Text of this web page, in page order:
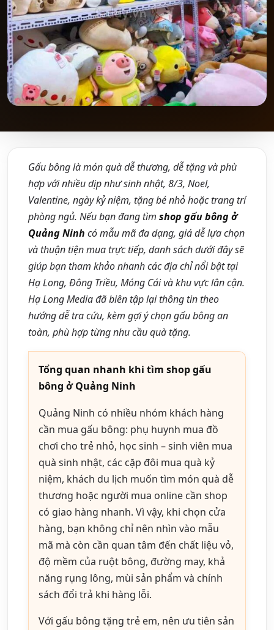
Gấu bông là món quà dễ thương, dễ tặng và phù
hợp với nhiều dịp như sinh nhật, 8/3, Noel,
Valentine, ngày kỷ niệm, tặng bé nhỏ hoặc trang trí
phòng ngủ. Nếu bạn đang tìm shop gấu bông ở
Quảng Ninh có mẫu mã đa dạng, giá dễ lựa chọn
và thuận tiện mua trực tiếp, danh sách dưới đây sẽ
giúp bạn tham khảo nhanh các địa chỉ nổi bật tại
Hạ Long, Đông Triều, Móng Cái và khu vực lân cận.
Hạ Long Media đã biên tập lại thông tin theo
hướng dễ tra cứu, kèm gợi ý chọn gấu bông an
toàn, phù hợp từng nhu cầu quà tặng.
Tổng quan nhanh khi tìm shop gấu
bông ở Quảng Ninh
Quảng Ninh có nhiều nhóm khách hàng
cần mua gấu bông: phụ huynh mua đồ
chơi cho trẻ nhỏ, học sinh – sinh viên mua
quà sinh nhật, các cặp đôi mua quà kỷ
niệm, khách du lịch muốn tìm món quà dễ
thương hoặc người mua online cần shop
có giao hàng nhanh. Vì vậy, khi chọn cửa
hàng, bạn không chỉ nên nhìn vào mẫu
mã mà còn cần quan tâm đến chất liệu vỏ,
độ mềm của ruột bông, đường may, khả
năng rụng lông, mùi sản phẩm và chính
sách đổi trả khi hàng lỗi.
Với gấu bông tặng trẻ em, nên ưu tiên sản